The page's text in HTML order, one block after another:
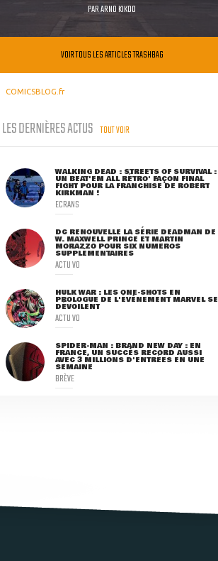
PARARNO KIKOO
VOIR TOUS LES ARTICLES TRASHBAG
COMICSBLOG.fr
LES DERNIÈRES ACTUS TOUT VOIR
WALKING DEAD : STREETS OF SURVIVAL :
UN BEAT'EM ALL RÉTRO' FAÇON FINAL
FIGHT POUR LA FRANCHISE DE ROBERT
KIRKMAN !
ECRANS
DC RENOUVELLE LA SÉRIE DEADMAN DE
W. MAXWELL PRINCE ET MARTIN
MORAZZO POUR SIX NUMÉROS
SUPPLÉMENTAIRES
ACTU VO
HULK WAR : LES ONE-SHOTS EN
PROLOGUE DE L'ÉVÈNEMENT MARVEL SE
DÉVOILENT
ACTU VO
SPIDER-MAN : BRAND NEW DAY : EN
FRANCE, UN SUCCÈS RECORD AUSSI
AVEC 3 MILLIONS D'ENTRÉES EN UNE
SEMAINE
BRÈVE